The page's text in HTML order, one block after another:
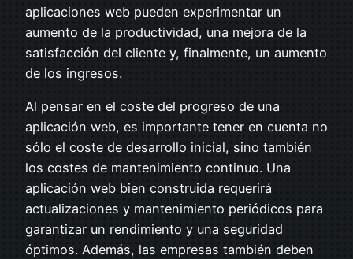
aplicaciones web pueden experimentar un
aumento de la productividad, una mejora de la
satisfacción del cliente y, finalmente, un aumento
de los ingresos.
Al pensar en el coste del progreso de una
aplicación web, es importante tener en cuenta no
sólo el coste de desarrollo inicial, sino también
los costes de mantenimiento continuo. Una
aplicación web bien construida requerirá
actualizaciones y mantenimiento periódicos para
garantizar un rendimiento y una seguridad
óptimos. Además, las empresas también deben